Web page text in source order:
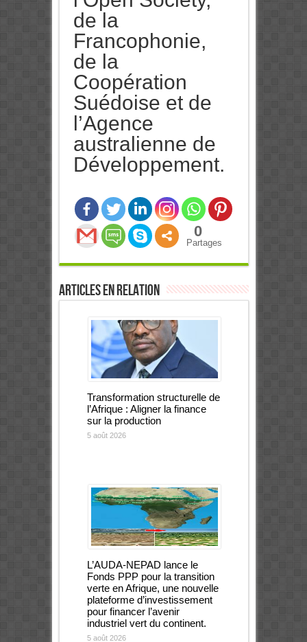
de la
Francophonie,
de la
Coopération
Suédoise et de
l’Agence
australienne de
Développement.
0
Partages
Articles en relation
Transformation structurelle de
l’Afrique : Aligner la finance
sur la production
5 août 2026
L’AUDA-NEPAD lance le
Fonds PPP pour la transition
verte en Afrique, une nouvelle
plateforme d’investissement
pour financer l’avenir
industriel vert du continent.
5 août 2026